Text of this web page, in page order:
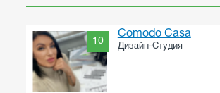
10
Comodo Casa
Дизайн-Студия